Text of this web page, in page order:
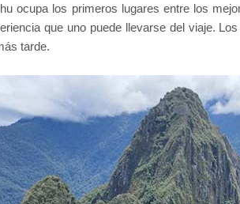
ocupa los primeros lugares entre los
que uno puede llevarse del viaje.
tarde.